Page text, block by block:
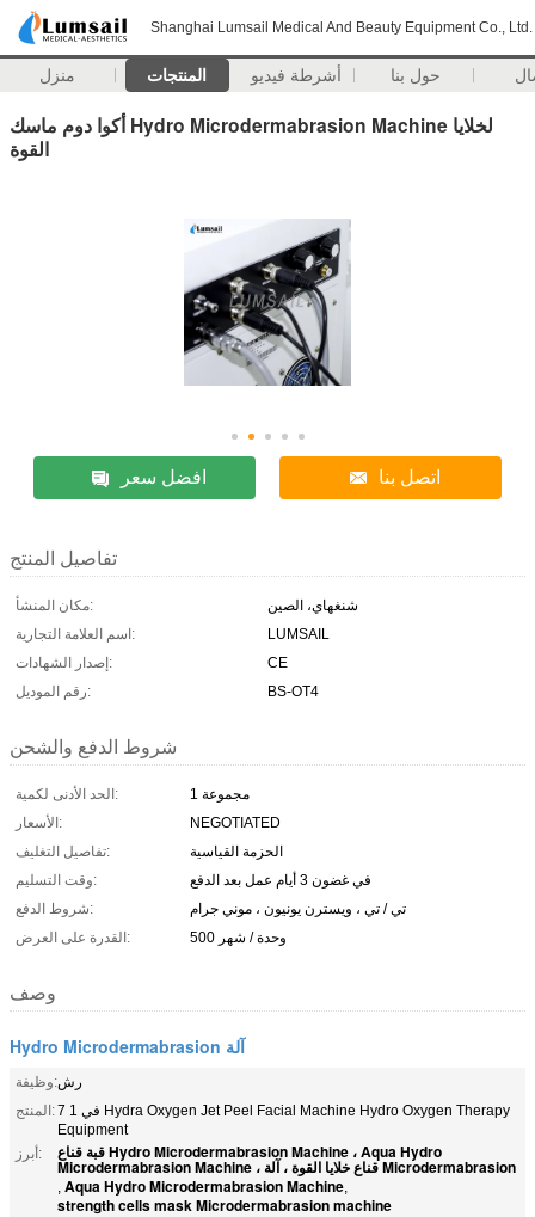
Shanghai Lumsail Medical And Beauty Equipment Co., Ltd.
منزل المنتجات أشرطة فيديو حول بنا
أكوا دوم ماسك Hydro Microdermabrasion Machine لخلايا
القوة
افضل سعر اتصل بنا
تفاصيل المنتج
مكان المنشأ:
شنغهاي، الصين
اسم العلامة التجارية:
LUMSAIL
إصدار الشهادات:
CE
رقم الموديل:
BS-OT4
شروط الدفع والشحن
الحد الأدنى لكمية:
1 مجموعة
الأسعار:
NEGOTIATED
تفاصيل التغليف:
الحزمة القياسية
وقت التسليم:
في غضون 3 أيام عمل بعد الدفع
شروط الدفع:
تي / تي ، ويسترن يونيون ، موني جرام
القدرة على العرض:
500 وحدة / شهر
وصف
Hydro Microdermabrasion آلة
وظيفة:رش
المنتج:7 في 1 Hydra Oxygen Jet Peel Facial Machine Hydro Oxygen Therapy
Equipment
أبرز:
قبة قناع Hydro Microdermabrasion Machine ، Aqua Hydro
Microdermabrasion Machine ، قناع خلايا القوة ، آلة Microdermabrasion
, Aqua Hydro Microdermabrasion Machine,
strength cells mask Microdermabrasion machine